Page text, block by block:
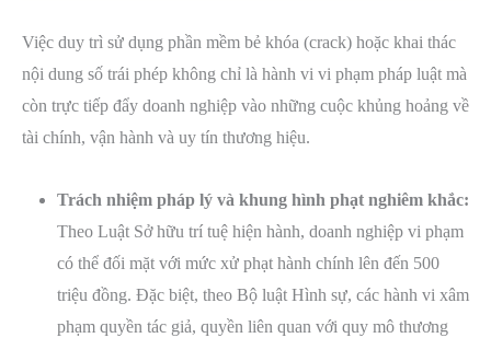
Việc duy trì sử dụng phần mềm bẻ khóa (crack) hoặc khai thác
nội dung số trái phép không chỉ là hành vi vi phạm pháp luật mà
còn trực tiếp đẩy doanh nghiệp vào những cuộc khủng hoảng về
tài chính, vận hành và uy tín thương hiệu.
Trách nhiệm pháp lý và khung hình phạt nghiêm khắc:
Theo Luật Sở hữu trí tuệ hiện hành, doanh nghiệp vi phạm
có thể đối mặt với mức xử phạt hành chính lên đến 500
triệu đồng. Đặc biệt, theo Bộ luật Hình sự, các hành vi xâm
phạm quyền tác giả, quyền liên quan với quy mô thương